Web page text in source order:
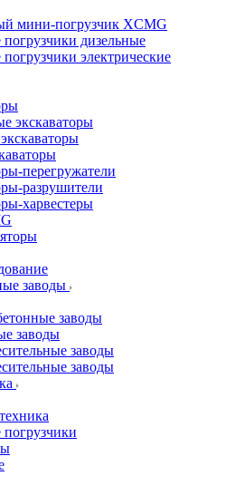
мини-погрузчик XCMG
дизельные
электрические
экскаваторы
перегружатели
разрушители
харвестеры
заводы
заводы
заводы
заводы
заводы